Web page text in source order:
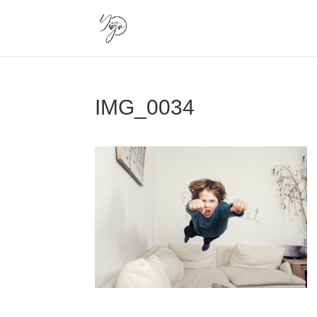
IMG_0034